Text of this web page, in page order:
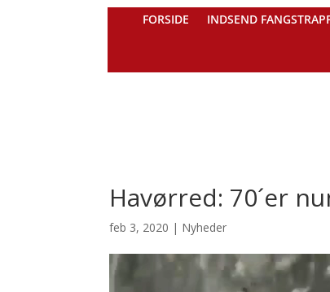
FORSIDE INDSEND
Havørred: 70´er
feb 3, 2020 | Nyheder
Videoafspiller